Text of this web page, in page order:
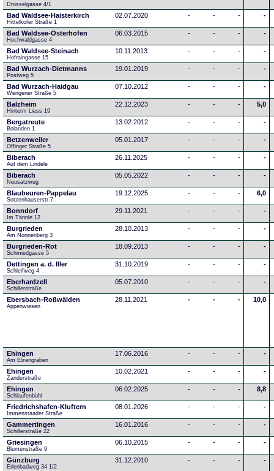
Drosselgasse 4/1
Bad Waldsee-Haisterkirch
Hittelkofer Straße 1
02.07.2020 - - - -
Bad Waldsee-Osterhofen
Hochwaldgasse 4
06.03.2015 - - - -
Bad Waldsee-Steinach
Hofraingasse 15
10.11.2013 - - - -
Bad Wurzach-Dietmanns
Postweg 5
19.01.2019 - - - -
Bad Wurzach-Haidgau
Wengener Straße 5
07.10.2012 - - - -
Balzheim
Hinterm Liess 19
22.12.2023 - - - 5,0
Bergatreute
Bolanden 1
13.02.2012 - - - -
Betzenweiler
Offinger Straße 5
05.01.2017 - - - -
Biberach
Auf dem Lindele
26.11.2025 - - - -
Biberach
Neusatzweg
05.05.2022 - - - -
Blaubeuren-Pappelau
Sotzenhauserstr.7
19.12.2025 - - - 6,0
Bonndorf
Im Tännle 12
29.11.2021 - - - -
Burgrieden
Am Nonnenberg 3
28.10.2013 - - - -
Burgrieden-Rot
Schmiedgasse 5
18.09.2013 - - - -
Dettingen a. d. Iller
Schleifweg 4
31.10.2019 - - - -
Eberhardzell
Schillerstraße
05.07.2010 - - - -
Ebersbach-Roßwälden
Appenwiesen
28.11.2021 - - - 10,0
Ehingen
Am Elzengraben
17.06.2016 - - - -
Ehingen
Zanderstraße
10.02.2021 - - - -
Ehingen
Schlaufenbühl
06.02.2025 - - - 8,8
Friedrichshafen-Kluftern
Immenstaader Straße
08.01.2026 - - - -
Gammertingen
Schillerstraße 22
16.01.2016 - - - -
Griesingen
Blumenstraße 9
06.10.2015 - - - -
Günzburg
Erlenbadweg 34 1/2
31.12.2010 - - - -